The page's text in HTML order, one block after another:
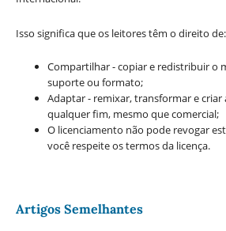
Isso significa que os leitores têm o direito de:
Compartilhar - copiar e redistribuir o
suporte ou formato;
Adaptar - remixar, transformar e
qualquer fim, mesmo que comercial;
O licenciamento não pode revogar
você respeite os termos da licença.
Artigos Semelhantes